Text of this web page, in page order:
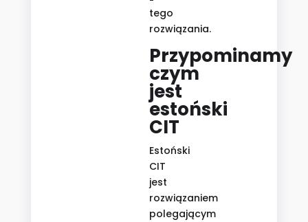
tego
rozwiązania.
Przypominamy
czym
jest
estoński
CIT
Estoński
CIT
jest
rozwiązaniem
polegającym